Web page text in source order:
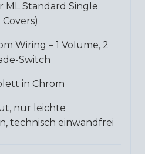
ML Standard Single
Wiring – 1 Volume, 2
Switch
in Chrom
nur leichte
technisch einwandfrei